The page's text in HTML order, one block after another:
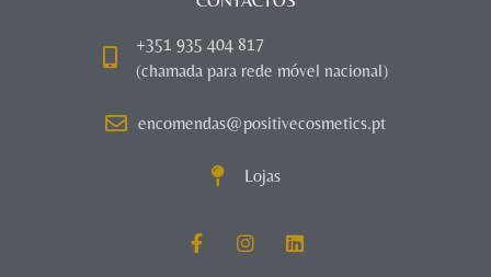
+351 935 404 817
(chamada para rede móvel nacional)
encomendas@positivecosmetics.pt
Lojas